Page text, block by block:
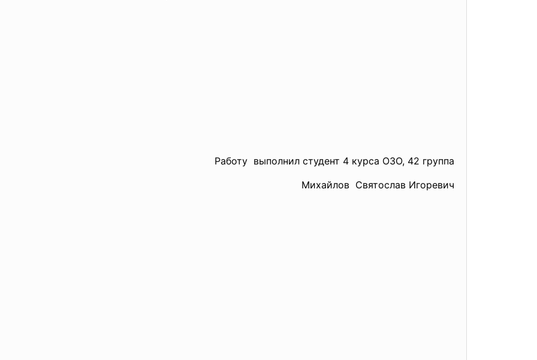
Работу выполнил студент 4 курса ОЗО, 42 группа
Михайлов Святослав Игоревич